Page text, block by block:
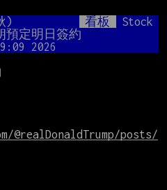
Mute
) 看板
Stock
定明日簽約
2026
posts/